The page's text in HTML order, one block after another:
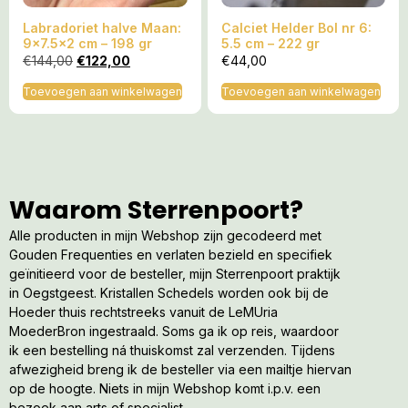
Labradoriet halve Maan:
9×7.5×2 cm – 198 gr
€144,00 €122,00
Toevoegen aan winkelwagen
Calciet Helder Bol nr 6:
5.5 cm – 222 gr
€44,00
Toevoegen aan winkelwagen
Waarom Sterrenpoort?
Alle producten in mijn Webshop zijn gecodeerd met
Gouden Frequenties en verlaten bezield en specifiek
geïnitieerd voor de besteller, mijn Sterrenpoort praktijk
in Oegstgeest. Kristallen Schedels worden ook bij de
Hoeder thuis rechtstreeks vanuit de LeMUria
MoederBron ingestraald. Soms ga ik op reis, waardoor
ik een bestelling ná thuiskomst zal verzenden. Tijdens
afwezigheid breng ik de besteller via een mailtje hiervan
op de hoogte. Niets in mijn Webshop komt i.p.v. een